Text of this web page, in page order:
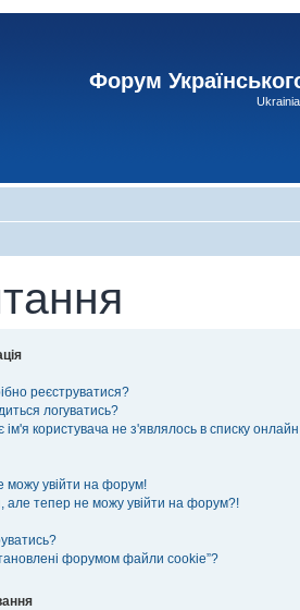
Форум
реєструватися?
логуватись?
користувача не з'являлось в списку онлайн
можу увійти на форум!
але тепер не можу увійти на форум?!
форумом файли cookie”?